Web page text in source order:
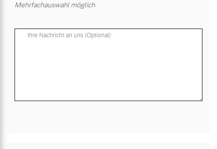
Mehrfachauswahl möglich
Ihre Nachricht an uns (Optional)